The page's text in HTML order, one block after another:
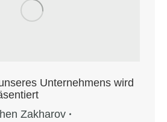
Unternehmens wird
Zakharov